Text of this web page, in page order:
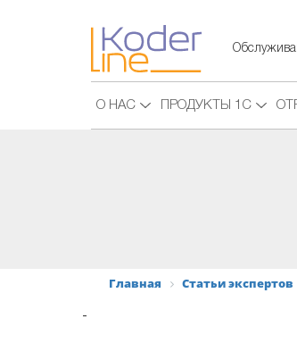
О НАС ПРОДУКТЫ 1С
Главная Статьи экспертов
-